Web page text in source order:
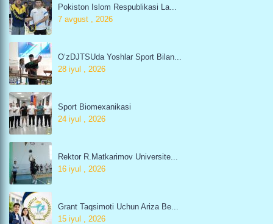
Pokiston Islom Respublikasi La...
7 avgust , 2026
O‘zDJTSUda Yoshlar Sport Bilan...
28 iyul , 2026
Sport Biomexanikasi
24 iyul , 2026
Rektor R.Matkarimov Universite...
16 iyul , 2026
Grant Taqsimoti Uchun Ariza Be...
15 iyul , 2026